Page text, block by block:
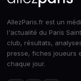
AllezParis.fr est un
l'actualité du Paris
club, résultats,
presse, fiches joueurs
chaque jour.